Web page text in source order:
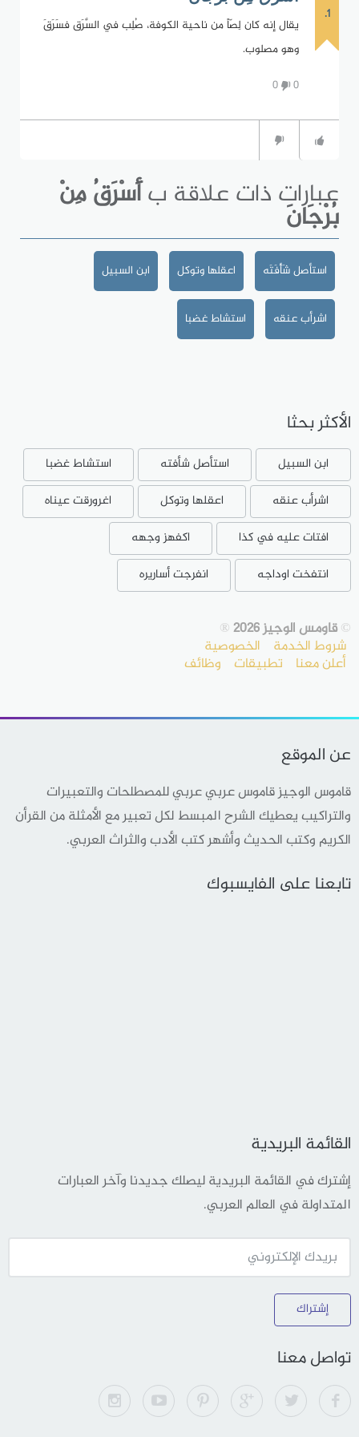
1.
يقال إنه كان لِصّاً من ناحية الكوفة، صُلِب في السَّرَق فسَرَقَ
وهو مصلوب.
0
0
عبارات ذات علاقة بأَسْرَقُ مِنْ
بُرْجَانَ
استأصل شَأْفَتَه اعقلها وتوكل ابن السبيل
اشرأب عنقه استشاط غضبا
الأكثر بحثا
ابن السبيل استأصل شأفته
استشاط غضبا
اشرأب عنقه
اعقلها وتوكل
اغرورقت عيناه
افتات عليه في كذا
اكفهز وجهه
انتفخت اوداجه
انفرجت أساريره
©قاومس الوجيز 2026 ®
شروط الخدمة الخصوصية
أعلن معنا تطبيقات وظائف
عن الموقع
قاموس الوجيز قاموس عربي عربي للمصطلحات والتعبيرات
والتراكيب يعطيك الشرح المبسط لكل تعبير مع الأمثلة من القرأن
الكريم وكتب الحديث وأشهر كتب الأدب والثراث العربي.
تابعنا على الفايسبوك
القائمة البريدية
إشترك في القائمة البريدية ليصلك جديدنا وآخر العبارات
المتداولة في العالم العربي.
إشتراك
تواصل معنا